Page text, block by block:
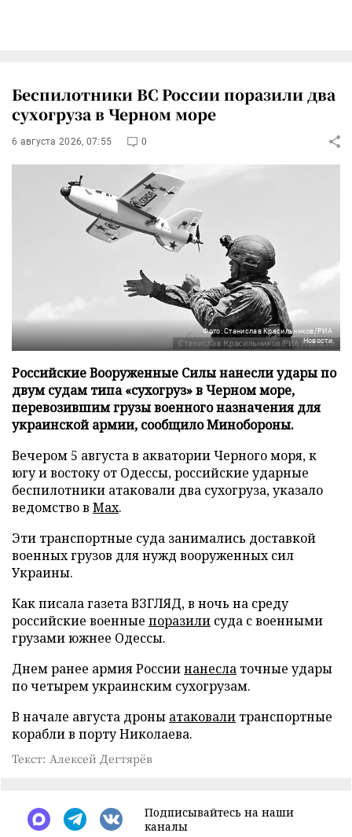
Беспилотники ВС России поразили два
сухогруза в Черном море
6 августа 2026, 07:55 0
Фото: Станислав Красильников/РИА
Новости
Российские Вооруженные Силы нанесли удары по
двум судам типа «сухогруз» в Черном море,
перевозившим грузы военного назначения для
украинской армии, сообщило Минобороны.
Вечером 5 августа в акватории Черного моря, к
югу и востоку от Одессы, российские ударные
беспилотники атаковали два сухогруза, указало
ведомство в Max.
Эти транспортные суда занимались доставкой
военных грузов для нужд вооруженных сил
Украины.
Как писала газета ВЗГЛЯД, в ночь на среду
российские военные поразили суда с военными
грузами южнее Одессы.
Днем ранее армия Россиинанесла точные удары
по четырем украинским сухогрузам.
В начале августа дроны атаковали транспортные
корабли в порту Николаева.
Текст: Алексей Дегтярёв
Подписывайтесь на наши
каналы